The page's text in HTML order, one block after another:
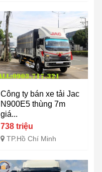
Công ty bán xe tải Jac
N900E5 thùng 7m
giá...
738 triệu
TP.Hồ Chí Minh